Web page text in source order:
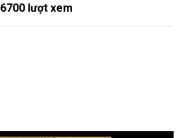
6700 lượt xem